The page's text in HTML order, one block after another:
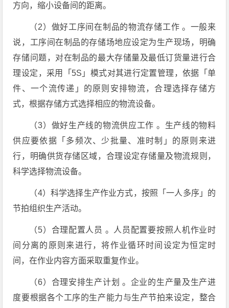
方向，缩小设备间的距离。
（2）做好工序间在制品的物流存储工作 。一般来
说，工序间在制品的存储场地应设定为生产现场，明确
存储问题，对在制品的最大存储量及最低订货量进行合
理设定，采用「5S」模式对其进行定置管理，依据「单
件、一个流传递」的原则安排物流，合理选择存储方
式，根据存储方式选择相应的物流设备。
（3）做好生产线的物流供应工作 。生产线的物料
供应要依据「多频次、少批量、准时制」的原则来进
行，明确供货存储区域，合理设定存储量及物流规则，
科学选择物流设备。
（4）科学选择生产作业方式，按照「一人多序」的
节拍组织生产活动。
（5）合理配置人员 。人员配置要按照人机作业时
间分离的原则来进行，将作业循环时间设定为恒定时
间，在作业内容方面采取重复作业。
（6）合理安排生产计划 。企业的生产量及生产进
度要根据各个工序的生产能力与生产节拍来设定，整合